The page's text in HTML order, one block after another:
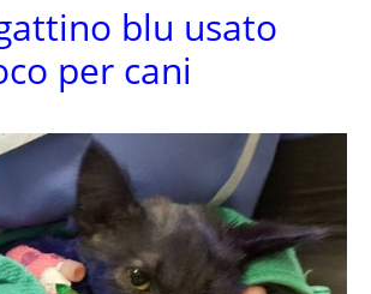
blu usato
per cani